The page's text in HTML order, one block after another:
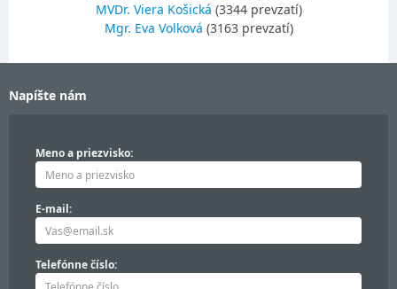
MVDr. Viera Košická (3344 prevzatí)
Mgr. Eva Volková (3163 prevzatí)
Napíšte nám
Meno a priezvisko:
E-mail:
Telefónne číslo: